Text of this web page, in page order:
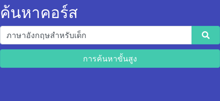
ค้นหาคอร์ส
การค้นหาขั้นสูง